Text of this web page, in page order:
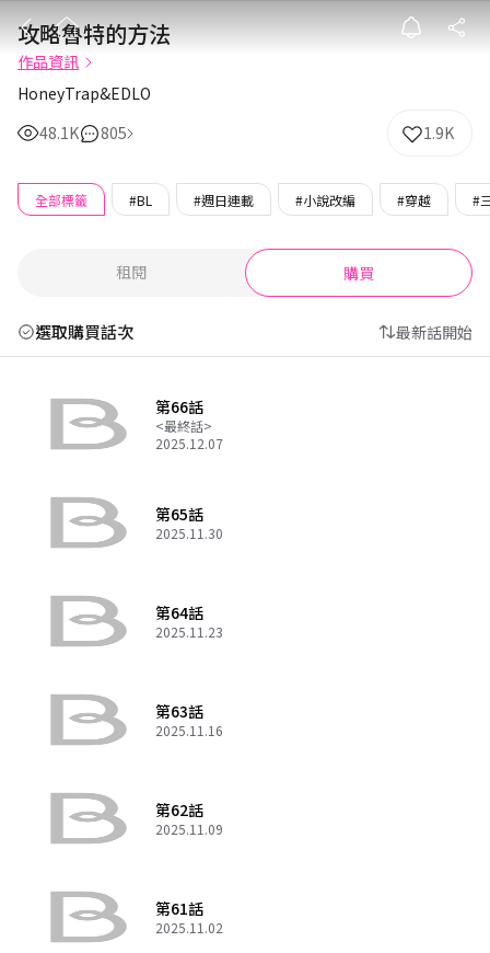
攻略魯特的方法
攻略魯特的方法
作品資訊
HoneyTrap&EDLO
48.1K
805 1.9K
全部標籤 #BL #週日連載 #小說改編 #穿越 #
租閱 購買
選取購買話次 最新話開始
第66話
<最終話>
2025.12.07
第65話
2025.11.30
第64話
2025.11.23
第63話
2025.11.16
第62話
2025.11.09
第61話
2025.11.02